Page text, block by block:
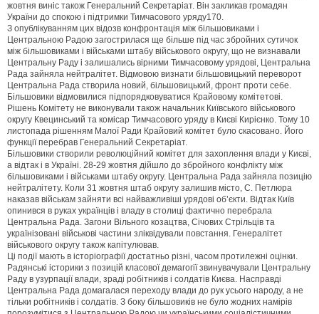
жовтня виніс також Генеральний Секретаріат. Він закликав громадян
України до спокою і підтримки Тимчасового уряду170.
З опублікуванням цих відозв конфронтація між більшовиками і
Центральною Радою загострилася ще більше під час збройних сутичок
між більшовиками і військами штабу військового округу, що не визнавали
Центральну Раду і залишались вірними Тимчасовому урядові, Центральна
Рада зайняла нейтралітет. Відмовою визнати більшовицький переворот
Центральна Рада створила новий, більшовицький, фронт проти себе.
Більшовики відмовилися підпорядковуватися Крайовому комітетові.
Рішень Комітету не виконували також начальник Київського військового
округу Квецинський та комісар Тимчасового уряду в Києві Кирієнко. Тому 10
листопада рішенням Малої Ради Крайовий комітет було скасовано. Його
функції перебрав Генеральний Секретаріат.
Більшовики створили революційний комітет для захоплення влади у Києві,
а відтак і в Україні. 28-29 жовтня дійшло до збройного конфлікту між
більшовиками і військами штабу округу. Центральна Рада зайняла позицію
нейтралітету. Коли 31 жовтня штаб округу залишив місто, С. Петлюра
наказав військам зайняти всі найважливіші урядові об’єкти. Відтак Київ
опинився в руках українців і владу в столиці фактично перебрала
Центральна Рада. Загони Вільного козацтва, Січових Стрільців та
українізовані військові частини зліквідували повстання. Генералітет
військового округу також капітулював.
Ці події мають в історіографії достатньо різні, часом протилежні оцінки.
Радянські історики з позицій класової демагогії звинувачували Центральну
Раду в узурпації влади, зраді робітників і солдатів Києва. Насправді
Центральна Рада домагалася переходу влади до рук усього народу, а не
тільки робітників і солдатів. З боку більшовиків не було жодних намірів